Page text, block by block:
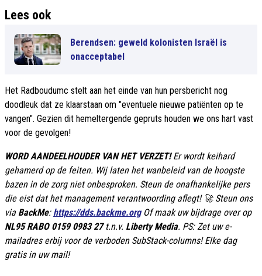
Lees ook
Berendsen: geweld kolonisten Israël is
onacceptabel
Het Radboudumc stelt aan het einde van hun persbericht nog
doodleuk dat ze klaarstaan om "eventuele nieuwe patiënten op te
vangen". Gezien dit hemeltergende gepruts houden we ons hart vast
voor de gevolgen!
WORD AANDEELHOUDER VAN HET VERZET! Er wordt keihard
gehamerd op de feiten. Wij laten het wanbeleid van de hoogste
bazen in de zorg niet onbesproken. Steun de onafhankelijke pers
die eist dat het management verantwoording aflegt! 🚀 Steun ons
via BackMe:https://dds.backme.orgOf maak uw bijdrage over op
NL95 RABO 0159 0983 27t.n.v. Liberty Media. PS: Zet uw e-
mailadres erbij voor de verboden SubStack-columns! Elke dag
gratis in uw mail!